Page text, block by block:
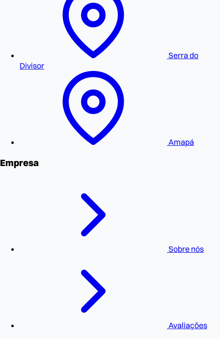
Serra do
Divisor
Amapá
Empresa
Sobre nós
Avaliações